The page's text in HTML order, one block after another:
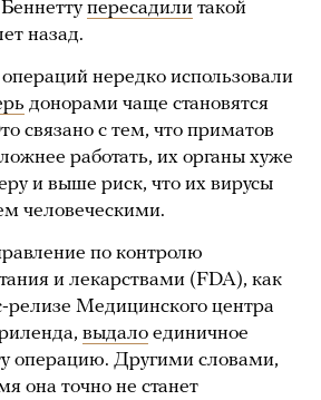
пересадили такой
назад.
нередко использовали
донорами чаще становятся
связано с тем, что приматов
работать, их органы хуже
и выше риск, что их вирусы
человеческими.
по контролю
и лекарствами (FDA), как
релизе Медицинского центра
выдало единичное
операцию. Другими словами,
она точно не станет